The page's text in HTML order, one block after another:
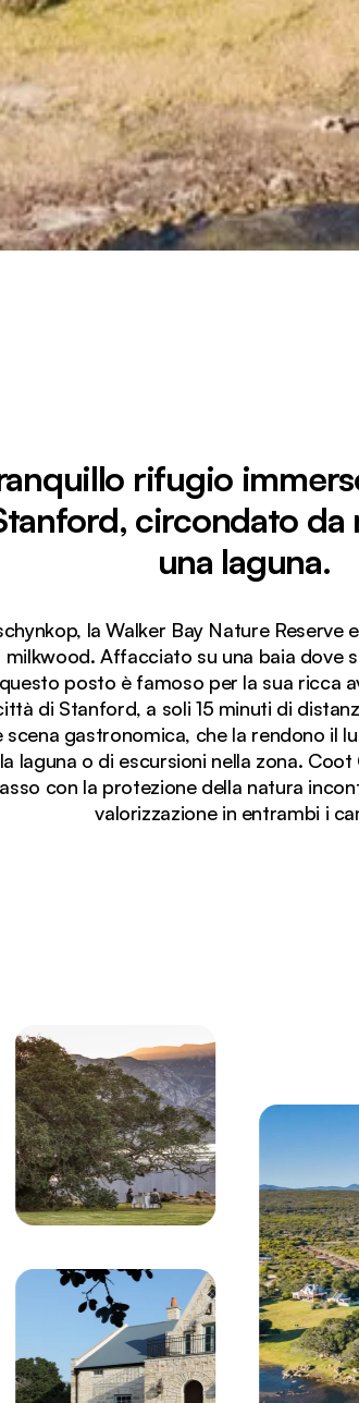
rifugio
circondato da
una laguna.
la Walker Bay Nature Reserve
Affacciato su una baia dove
posto è famoso per la sua ricca
di Stanford, a soli 15 minuti di
scena gastronomica, che la rendono il
laguna o di escursioni nella zona.
con la protezione della natura
valorizzazione in entrambi i